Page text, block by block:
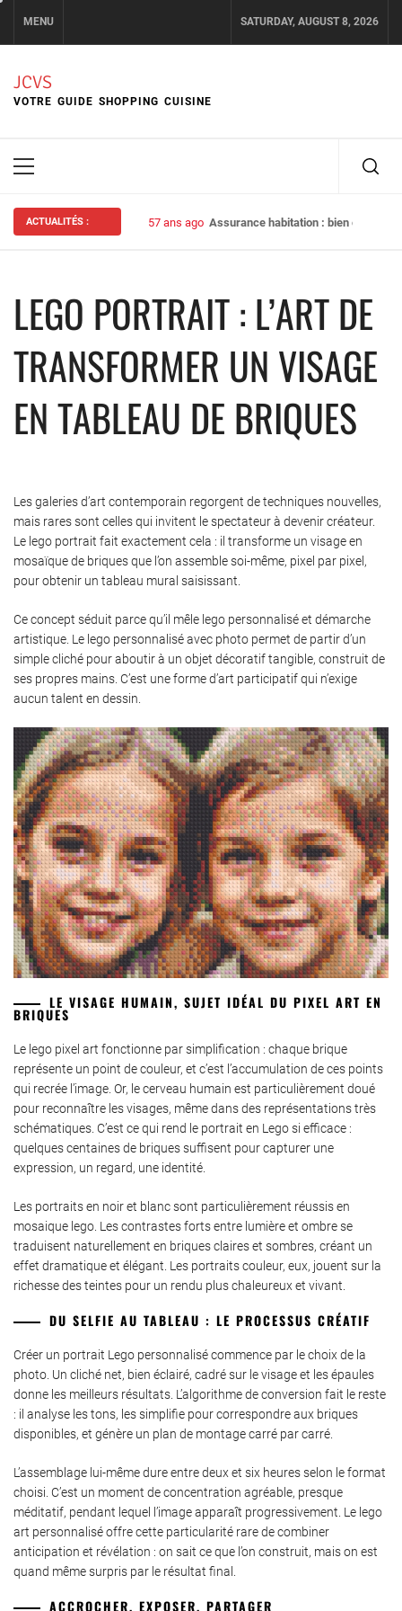
content
MENU SATURDAY, AUGUST 8, 2026
JCVS
VOTRE GUIDE SHOPPING CUISINE
Primary
ACTUALITÉS : 57 ans ago Assurance habitation : bien choisir
LEGO PORTRAIT : L’ART DE
TRANSFORMER UN VISAGE
EN TABLEAU DE BRIQUES
Les galeries d’art contemporain regorgent de techniques nouvelles,
mais rares sont celles qui invitent le spectateur à devenir créateur.
Le lego portrait fait exactement cela : il transforme un visage en
mosaïque de briques que l’on assemble soi-même, pixel par pixel,
pour obtenir un tableau mural saisissant.
Ce concept séduit parce qu’il mêle lego personnalisé et démarche
artistique. Le lego personnalisé avec photo permet de partir d’un
simple cliché pour aboutir à un objet décoratif tangible, construit de
ses propres mains. C’est une forme d’art participatif qui n’exige
aucun talent en dessin.
LE VISAGE HUMAIN, SUJET IDÉAL DU PIXEL ART EN
BRIQUES
Le lego pixel art fonctionne par simplification : chaque brique
représente un point de couleur, et c’est l’accumulation de ces points
qui recrée l’image. Or, le cerveau humain est particulièrement doué
pour reconnaître les visages, même dans des représentations très
schématiques. C’est ce qui rend le portrait en Lego si efficace :
quelques centaines de briques suffisent pour capturer une
expression, un regard, une identité.
Les portraits en noir et blanc sont particulièrement réussis en
mosaique lego. Les contrastes forts entre lumière et ombre se
traduisent naturellement en briques claires et sombres, créant un
effet dramatique et élégant. Les portraits couleur, eux, jouent sur la
richesse des teintes pour un rendu plus chaleureux et vivant.
DU SELFIE AU TABLEAU : LE PROCESSUS CRÉATIF
Créer un portrait Lego personnalisé commence par le choix de la
photo. Un cliché net, bien éclairé, cadré sur le visage et les épaules
donne les meilleurs résultats. L’algorithme de conversion fait le reste
: il analyse les tons, les simplifie pour correspondre aux briques
disponibles, et génère un plan de montage carré par carré.
L’assemblage lui-même dure entre deux et six heures selon le format
choisi. C’est un moment de concentration agréable, presque
méditatif, pendant lequel l’image apparaît progressivement. Le lego
art personnalisé offre cette particularité rare de combiner
anticipation et révélation : on sait ce que l’on construit, mais on est
quand même surpris par le résultat final.
ACCROCHER, EXPOSER, PARTAGER